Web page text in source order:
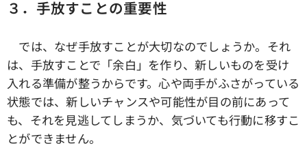
３．手放すことの重要性
では、なぜ手放すことが大切なのでしょうか。それ
は、手放すことで「余白」を作り、新しいものを受け
入れる準備が整うからです。心や両手がふさがっている
状態では、新しいチャンスや可能性が目の前にあって
も、それを見逃してしまうか、気づいても行動に移すこ
とができません。